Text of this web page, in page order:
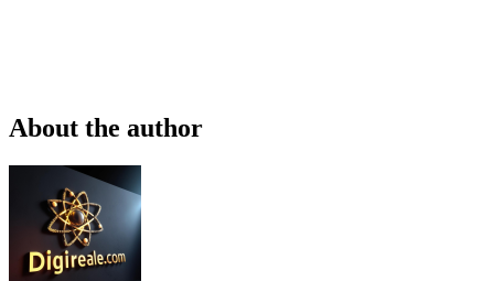
About the author